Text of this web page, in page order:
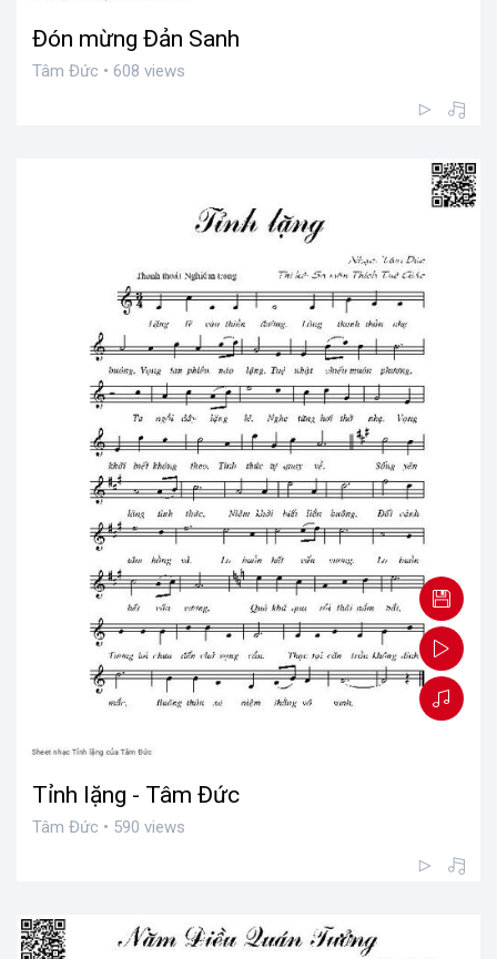
Đón mừng Đản Sanh
Tâm Đức • 608 views
Tỉnh lặng - Tâm Đức
Tâm Đức • 590 views